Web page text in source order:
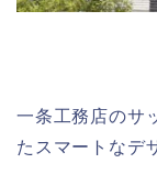
一条工務店のサ
たスマートなデ